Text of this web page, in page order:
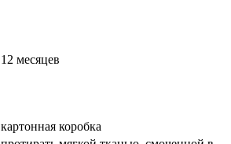
12 месяцев
картонная коробка